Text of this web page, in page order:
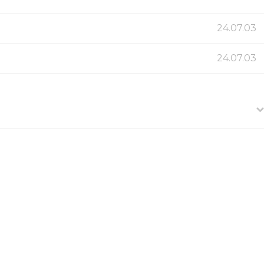
24.07.03
24.07.03